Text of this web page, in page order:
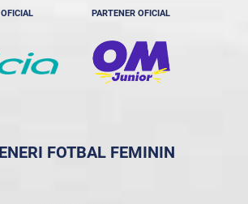
PARTENER OFICIAL
FOTBAL FEMININ